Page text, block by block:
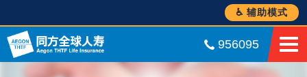
♿ 辅助模式
956095